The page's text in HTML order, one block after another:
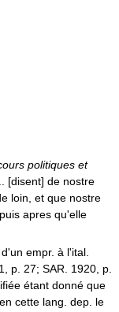
politiques et
[disent] de nostre
loin, et que nostre
puis apres qu'elle
empr. à l'ital.
p. 27; SAR. 1920, p.
étant donné que
cette lang. dep. le